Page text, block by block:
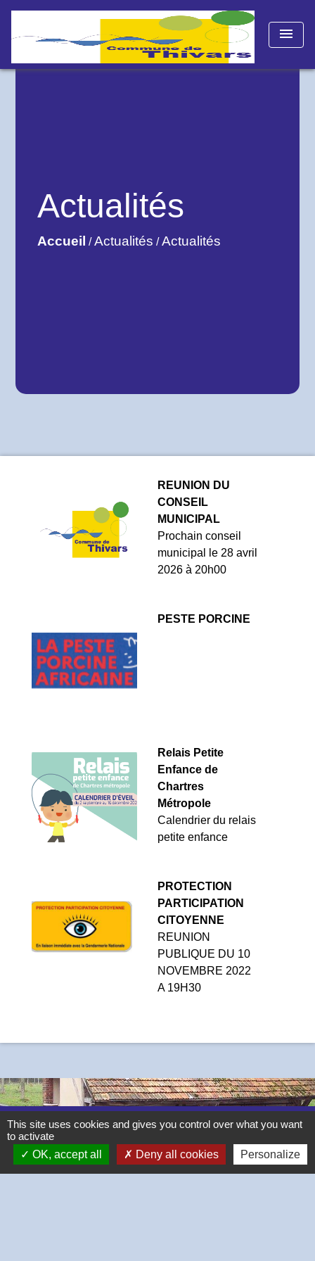
menu
Actualités
Accueil /Actualités /Actualités
REUNION DU
CONSEIL
MUNICIPAL
Prochain conseil
municipal le 28 avril
2026 à 20h00
PESTE PORCINE
Relais Petite
Enfance de
Chartres
Métropole
Calendrier du relais
petite enfance
PROTECTION
PARTICIPATION
CITOYENNE
REUNION
PUBLIQUE DU 10
NOVEMBRE 2022
A 19H30
Contacts
Commune de Thivars
This site uses cookies and gives you control over what you want
to activate
OK, accept all
Deny all cookies Personalize